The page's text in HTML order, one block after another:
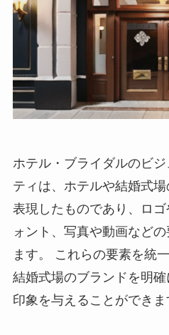
ホテル・ブライダルのビ
ティは、ホテルや結婚式
表現したものであり、ロ
ォント、写真や動画など
ます。
これらの要素を統
結婚式場のブランドを明
印象を与えることができま